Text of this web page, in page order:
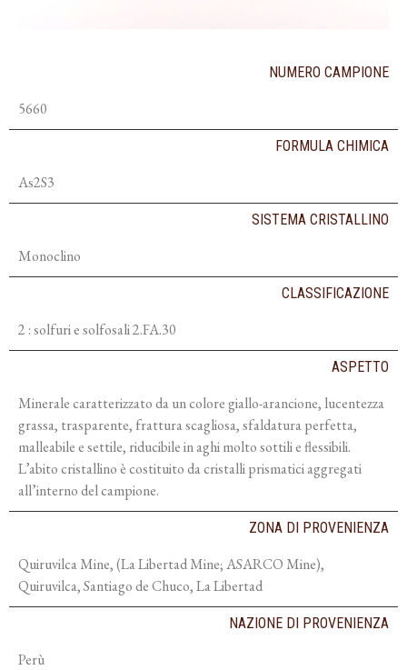
NUMERO CAMPIONE
5660
FORMULA CHIMICA
As2S3
SISTEMA CRISTALLINO
Monoclino
CLASSIFICAZIONE
2 : solfuri e solfosali 2.FA.30
ASPETTO
Minerale caratterizzato da un colore giallo-arancione, lucentezza
grassa, trasparente, frattura scagliosa, sfaldatura perfetta,
malleabile e settile, riducibile in aghi molto sottili e flessibili.
L’abito cristallino è costituito da cristalli prismatici aggregati
all’interno del campione.
ZONA DI PROVENIENZA
Quiruvilca Mine, (La Libertad Mine; ASARCO Mine),
Quiruvilca, Santiago de Chuco, La Libertad
NAZIONE DI PROVENIENZA
Perù